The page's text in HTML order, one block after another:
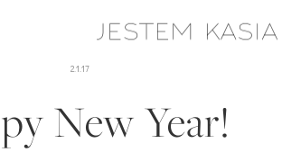
2.1.17
New Year!